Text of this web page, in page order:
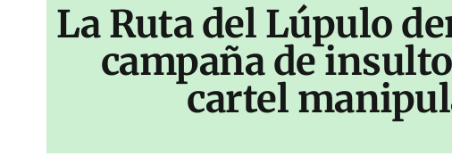
La Ruta del Lúpulo
campaña de
cartel